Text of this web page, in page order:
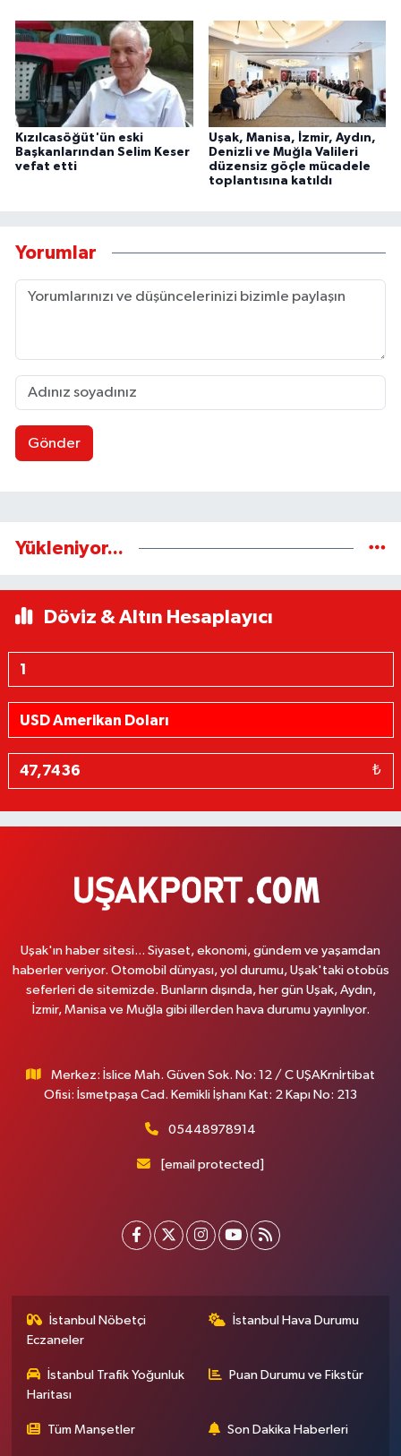
Kızılcasöğüt'ün eski
Başkanlarından Selim Keser
vefat etti
Uşak, Manisa, İzmir, Aydın,
Denizli ve Muğla Valileri
düzensiz göçle mücadele
toplantısına katıldı
Yorumlar
Gönder
Yükleniyor...
Döviz & Altın Hesaplayıcı
₺
Uşak'ın haber sitesi... Siyaset, ekonomi, gündem ve yaşamdan
haberler veriyor. Otomobil dünyası, yol durumu, Uşak'taki otobüs
seferleri de sitemizde. Bunların dışında, her gün Uşak, Aydın,
İzmir, Manisa ve Muğla gibi illerden hava durumu yayınlıyor.
Merkez: İslice Mah. Güven Sok. No: 12 / C UŞAKrnİrtibat
Ofisi: İsmetpaşa Cad. Kemikli İşhanı Kat: 2 Kapı No: 213
05448978914
[email protected]
İstanbul Nöbetçi
Eczaneler
İstanbul Hava Durumu
İstanbul Trafik Yoğunluk
Haritası
Puan Durumu ve Fikstür
Tüm Manşetler Son Dakika Haberleri